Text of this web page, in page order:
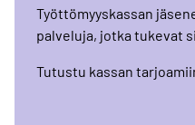
Työttömyyskassan
palveluja, jotka tukevat
Tutustu kassan